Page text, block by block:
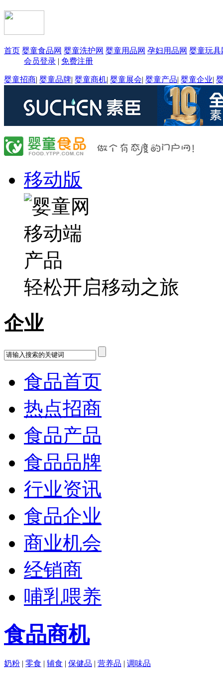
首页 婴童食品网 婴童洗护网 婴童用品网 孕妇用品网 婴童玩具
会员登录 | 免费注册
婴童招商| 婴童品牌| 婴童商机| 婴童展会| 婴童产品| 婴童企业|
移动版
轻松开启移动之旅
企业
食品首页
热点招商
食品产品
食品品牌
行业资讯
食品企业
商业机会
经销商
哺乳喂养
食品商机
奶粉 | 零食 | 辅食 | 保健品 | 营养品 | 调味品